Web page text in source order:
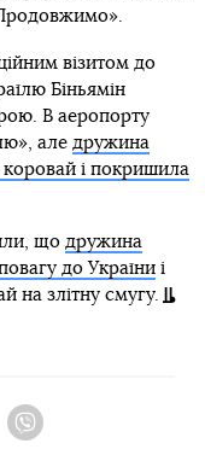
візитом до
Біньямін
В аеропорту
але дружина
коровай і покришила
що дружина
до Україниі
на злітну смугу.